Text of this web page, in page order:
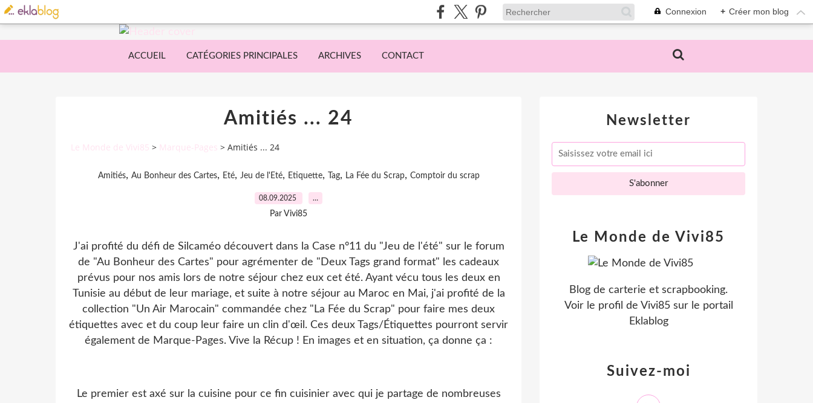
Connexion + Créer mon blog
ACCUEIL CATÉGORIES PRINCIPALES ARCHIVES CONTACT
Amitiés ... 24
Le Monde de Vivi85 > Marque-Pages > Amitiés ... 24
Amitiés, Au Bonheur des Cartes, Eté, Jeu de l'Eté, Etiquette, Tag, La Fée du Scrap, Comptoir du scrap
08.09.2025 …
Par Vivi85
J'ai profité du défi de Silcaméo découvert dans la Case n°11 du "Jeu de l'été" sur le forum
de "Au Bonheur des Cartes" pour agrémenter de "Deux Tags grand format" les cadeaux
prévus pour nos amis lors de notre séjour chez eux cet été. Ayant vécu tous les deux en
Tunisie au début de leur mariage, et suite à notre séjour au Maroc en Mai, j'ai profité de la
collection "Un Air Marocain" commandée chez "La Fée du Scrap" pour faire mes deux
étiquettes avec et du coup leur faire un clin d'œil. Ces deux Tags/Étiquettes pourront servir
également de Marque-Pages. Vive la Récup ! En images et en situation, ça donne ça :
Le premier est axé sur la cuisine pour ce fin cuisinier avec qui je partage de nombreuses
Newsletter
Le Monde de Vivi85
Blog de carterie et scrapbooking.
Voir le profil de Vivi85sur le portail
Eklablog
Suivez-moi